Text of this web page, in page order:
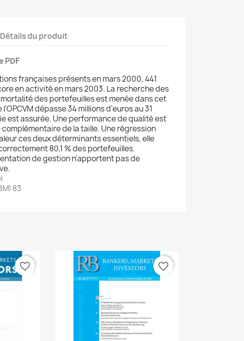
Détails du produit
PDF
françaises présents en mars 2000, 441
en activité en mars 2003. La recherche des
des portefeuilles est menée dans cet
dépasse 34 millions d'euros au 31
est assurée. Une performance de qualité est
de la taille. Une régression
ces deux déterminants essentiels, elle
80,1 % des portefeuilles.
de gestion n'apportent pas de
83
favorite_border favorite_border